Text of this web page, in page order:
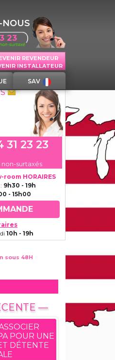
NOUS
23
REVENDEUR
INSTALLATEUR
SAV
31 23 23
non-surtaxés
room HORAIRES
9h30 - 19h
- 15h00
10h - 19h
sous 48H
—
POUR UNE
DÉTENTE